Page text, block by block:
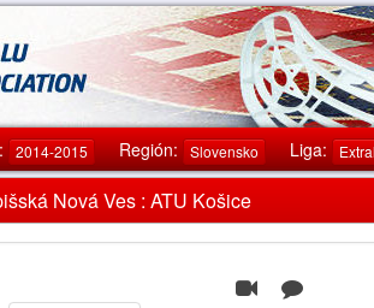
2014-2015 Región: Slovensko Liga:
Nová Ves : ATU Košice